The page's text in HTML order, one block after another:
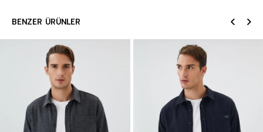
BENZER ÜRÜNLER